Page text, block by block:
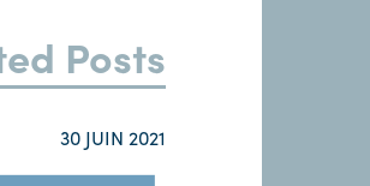
Posts
30 JUIN 2021